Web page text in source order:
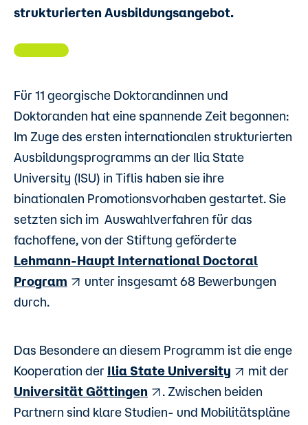
strukturierten Ausbildungsangebot.
Für 11 georgische Doktorandinnen und
Doktoranden hat eine spannende Zeit begonnen:
Im Zuge des ersten internationalen strukturierten
Ausbildungsprogramms an der Ilia State
University (ISU) in Tiflis haben sie ihre
binationalen Promotionsvorhaben gestartet. Sie
setzten sich im Auswahlverfahren für das
fachoffene, von der Stiftung geförderte
Lehmann-Haupt International Doctoral
Program
unter insgesamt 68 Bewerbungen
durch.
Das Besondere an diesem Programm ist die enge
Kooperation der Ilia State University
mit der
Universität Göttingen
. Zwischen beiden
Partnern sind klare Studien- und Mobilitätspläne